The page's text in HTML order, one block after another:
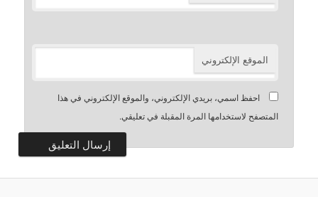
الموقع الإلكتروني
احفظ اسمي، بريدي الإلكتروني، والموقع الإلكتروني في هذا
المتصفح لاستخدامها المرة المقبلة في تعليقي.